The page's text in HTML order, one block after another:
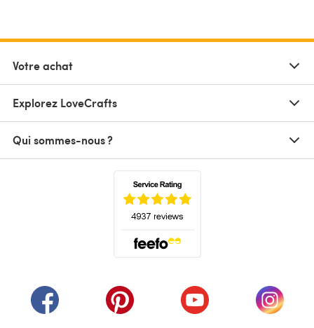
Votre achat
Explorez LoveCrafts
Qui sommes-nous ?
(s'ouvre dans un nouvel onglet)
(s'ouvre dans un nouvel onglet)
(s'ouvre dans un(s'ouvre